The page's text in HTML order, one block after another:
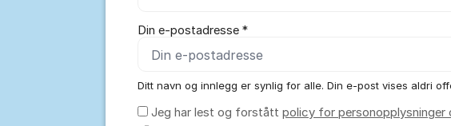
Din e-postadresse *
Ditt navn og innlegg er synlig for alle. Din e-post vises aldri
Jeg har lest og forstått policy for personopplysninger